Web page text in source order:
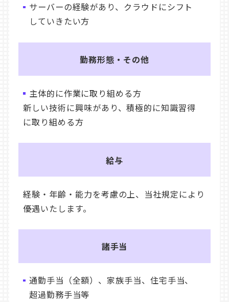
サーバーの経験があり、クラウドにシフト
していきたい方
勤務形態・その他
主体的に作業に取り組める方
新しい技術に興味があり、積極的に知識習得
に取り組める方
給与
経験・年齢・能力を考慮の上、当社規定により
優遇いたします。
諸手当
通勤手当（全額）、家族手当、住宅手当、
超過勤務手当等